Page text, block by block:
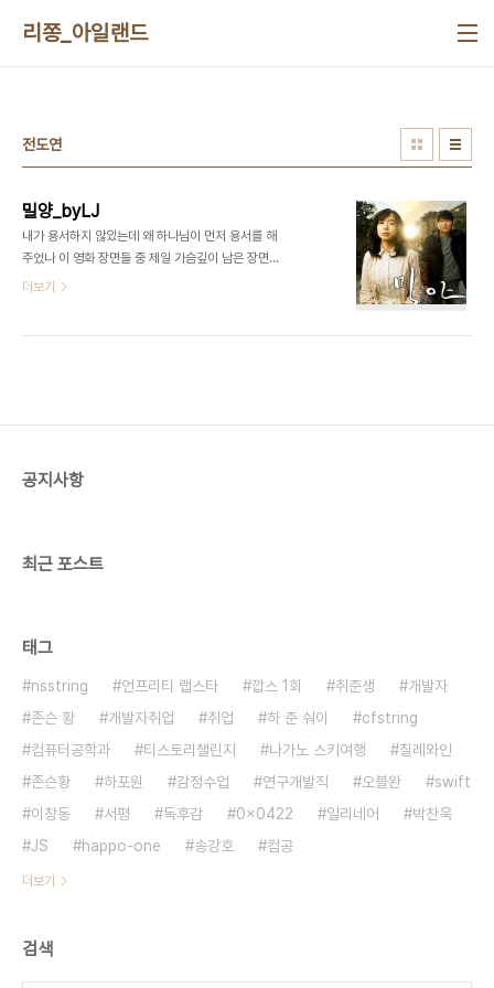
리쫑_아일랜드
전도연
밀양_byLJ
내가 용서하지 않았는데 왜 하나님이 먼저 용서를 해
주었나 이 영화 장면들 중 제일 가슴깊이 남은 장면이
제목처럼 전도연이 감옥에 찾아갔는데 유괴범이 이
서해주고 말았다. 그녀에게 이 순간 신은 진실을 찾아
더보기
공지사항
최근 포스트
태그
nsstring 언프리티 랩스타 깝스 1회 취준생
개발자
존슨 황
개발자취업 취업 하 준 숴이
cfstring
컴퓨터공학과
티스토리챌린지 나가노 스키여행
칠레와인
존슨황
하포원 감정수업 연구개발직 오블완
swift
이창동
서평 독후감 0x0422 일리네어
박찬욱
JS
happo-one 송강호 컴공
더보기
검색